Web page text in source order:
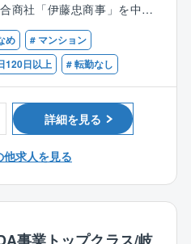
生産性の向上に取り組ん
ナーを目指しておりま
すさを大切にしており、
は20〜30時間/月ほど。
関係の少ないフラットな
ライフ・バランス推進エク
指導・監督
の窓口業務・契約業務
調整、立ち会い
ですが、日曜日休みの際
になるようにご調整いただ
13時30分～
商社「伊藤忠商事」を中核
として、伊藤忠商事や他
規模プロジェクトや新し
を含め、グループ力を活
ます。グループ力を活か
に合った提案をさせて頂
の方は歓迎します。
・管）
め
# マンション
120日以上 # 転勤なし
詳細を見る
他求人を見る